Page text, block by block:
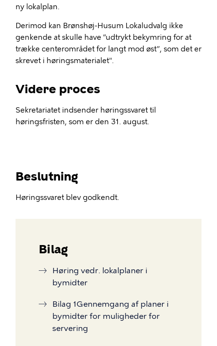
ny lokalplan.
Derimod kan Brønshøj-Husum Lokaludvalg ikke
genkende at skulle have ”udtrykt bekymring for at
trække centerområdet for langt mod øst”, som det er
skrevet i høringsmaterialet".
Videre proces
Sekretariatet indsender høringssvaret til
høringsfristen, som er den 31. august.
Beslutning
Høringssvaret blev godkendt.
Bilag
Høring vedr. lokalplaner i
bymidter
Bilag 1Gennemgang af planer i
bymidter for muligheder for
servering